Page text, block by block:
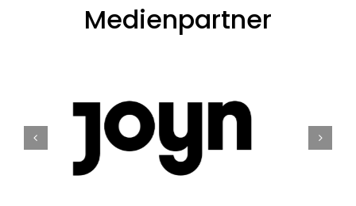
Medienpartner